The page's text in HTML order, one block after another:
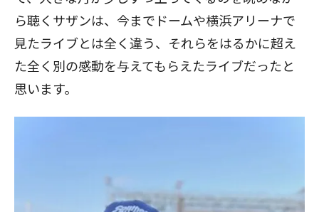
ら聴くサザンは、今までドームや横浜アリーナで
見たライブとは全く違う、それらをはるかに超え
た全く別の感動を与えてもらえたライブだったと
思います。